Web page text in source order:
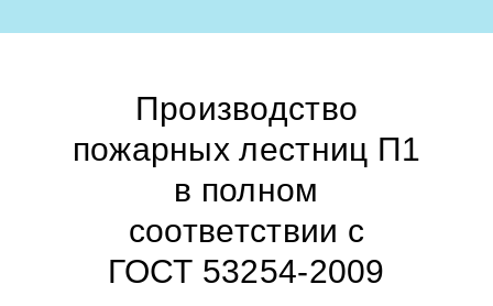
Производство
пожарных лестниц П1
в полном
соответствии с
ГОСТ 53254-2009